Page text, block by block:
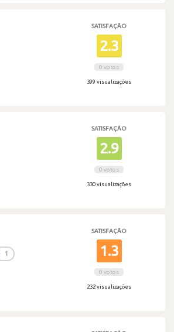
SATISFAÇÃO
2.3
0 votos
399 visualizações
SATISFAÇÃO
2.9
0 votos
330 visualizações
1
SATISFAÇÃO
1.3
0 votos
232 visualizações